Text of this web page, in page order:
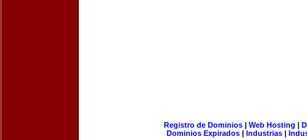
Registro de Dominios| Web Hosting |
Dominios Expirados | Industrias |